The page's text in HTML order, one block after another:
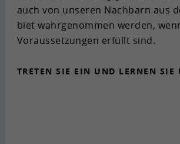
auch von un­se­ren Nach­barn aus
biet wahr­ge­nom­men wer­den,
Vor­aus­set­zun­gen er­füllt sind.
TRE­TEN SIE EIN UND LER­NEN SIE